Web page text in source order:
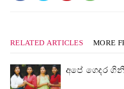
RELATED ARTICLES MORE
අපේ ගෙදර